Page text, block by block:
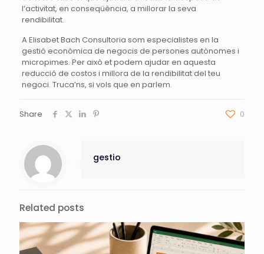
l’activitat, en conseqüència, a millorar la seva
rendibilitat.
A Elisabet Bach Consultoria som especialistes en la
gestió econòmica de negocis de persones autònomes i
micropimes. Per això et podem ajudar en aquesta
reducció de costos i millora de la rendibilitat del teu
negoci. Truca’ns, si vols que en parlem.
Share 0
gestio
Related posts